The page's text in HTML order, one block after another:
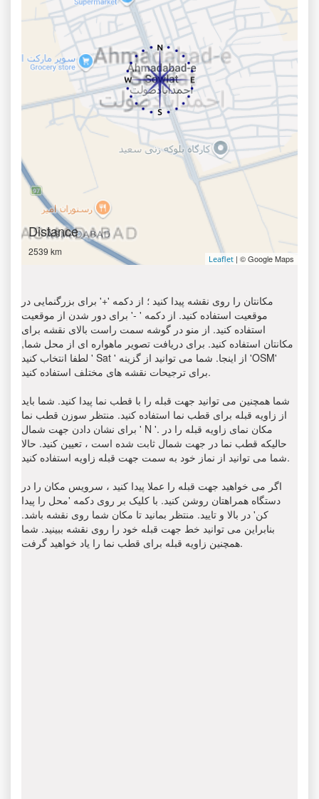
Distance
2539 km
Leaflet | © Google Maps
مکانتان را روی نقشه پیدا کنید ؛ از دکمه '+' برای بزرگنمایی در
موقعیت استفاده کنید. از دکمه ' -' برای دور شدن از موقعیت
استفاده کنید. از منو در گوشه سمت راست بالای نقشه برای
مکانتان استفاده کنید. برای دریافت تصویر ماهواره ای از محل شما,
لطفا انتخاب کنید ' Sat ' از اینجا. شما می توانید از گزینه 'OSM'
برای ترجیحات نقشه های مختلف استفاده کنید.
شما همچنین می توانید جهت قبله را با قطب نما پیدا کنید. شما باید
از زاویه قبله برای قطب نما استفاده کنید. منتظر سوزن قطب نما
برای نشان دادن جهت شمال ' N '. مکان نمای زاویه قبله را در
حالیکه قطب نما در جهت شمال ثابت شده است ، تعیین کنید. حالا
شما می توانید از نماز خود به سمت جهت قبله زاویه استفاده کنید.
اگر می خواهید جهت قبله را عملا پیدا کنید ، سرویس مکان را در
دستگاه همراهتان روشن کنید. با کلیک بر روی دکمه 'محل را پیدا
کن' در بالا و تایید. منتظر بمانید تا مکان شما روی نقشه باشد.
بنابراین می توانید خط جهت قبله خود را روی نقشه ببینید. شما
همچنین زاویه قبله برای قطب نما را یاد خواهید گرفت.